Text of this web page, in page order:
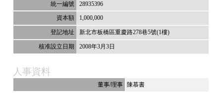
28935396
1,000,000
新北市板橋區重慶路278巷5號(1樓)
2008年3月3日
人事資料
董事/理事 陳慕書